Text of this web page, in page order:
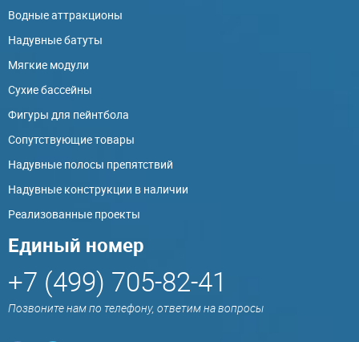
Водные аттракционы
Надувные батуты
Мягкие модули
Сухие бассейны
Фигуры для пейнтбола
Сопутствующие товары
Надувные полосы препятствий
Надувные конструкции в наличии
Реализованные проекты
Единый номер
+7 (499) 705-82-41
Позвоните нам по телефону, ответим на вопросы